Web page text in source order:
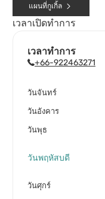
แผนที่กูเกิ้ล
เวลาเปิดทำการ
เวลาทำการ
+66-922463271
วันจันทร์
วันอังคาร
วันพุธ
วันพฤหัสบดี
วันศุกร์